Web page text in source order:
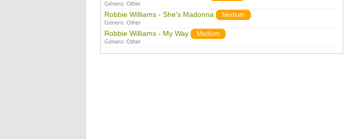
Género: Other
Robbie Williams - She's Madonna Medium
Género: Other
Robbie Williams - My Way Medium
Género: Other